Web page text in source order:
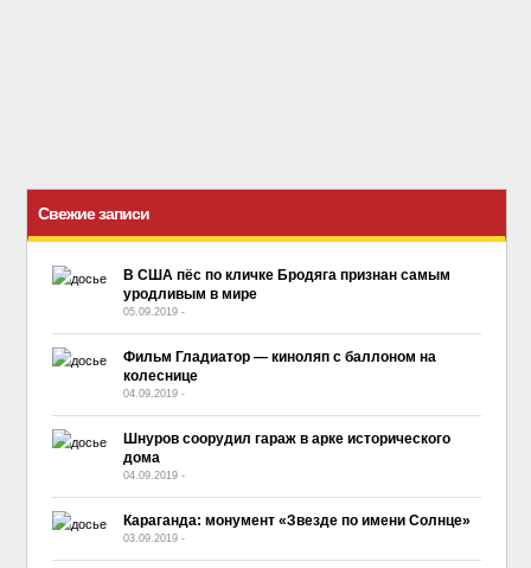
Свежие записи
В США пёс по кличке Бродяга признан самым
уродливым в мире
05.09.2019 -
Фильм Гладиатор — киноляп с баллоном на
колеснице
04.09.2019 -
Шнуров соорудил гараж в арке исторического
дома
04.09.2019 -
Караганда: монумент «Звезде по имени Солнце»
03.09.2019 -